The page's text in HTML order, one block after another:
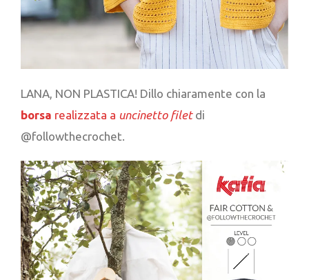
LANA, NON PLASTICA! Dillo chiaramente con la
borsa realizzata a uncinetto filetdi
@followthecrochet.